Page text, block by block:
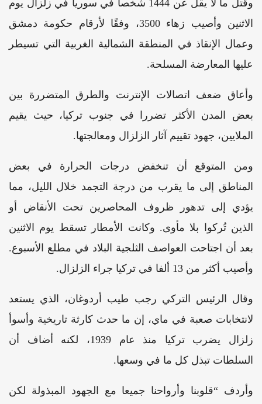
وقُتل ما لا يقل عن 1444 شخصا في سوريا في زلزال يوم
الاثنين وأصيب زهاء 3500، وفقًا لأرقام حكومة دمشق
وعمال الإنقاذ في المنطقة الشمالية الغربية التي تسيطر
عليها المعارضة المسلحة.
وأعاق ضعف اتصالات الإنترنت والطرق المتضررة بين
بعض المدن الأكثر تضررا في جنوب تركيا، حيث يقيم
الملايين، جهود تقييم آثار الزلزال ومعالجتها.
ومن المتوقع أن تنخفض درجات الحرارة في بعض
المناطق إلى ما يقرب من درجة التجمد خلال الليل، مما
يؤدي إلى تدهور ظروف المحاصرين تحت الأنقاض أو
الذين تُركوا بلا مأوى. وكانت الأمطار تسقط يوم الاثنين
بعد أن اجتاحت العواصف الثلجية البلاد في مطلع الأسبوع.
وأصيب أكثر من 13 ألفا في تركيا جراء الزلزال.
وقال الرئيس التركي رجب طيب أردوغان، الذي يستعد
لانتخابات صعبة في ماي، إن ما حدث كارثة تاريخية وأسوأ
زلزال يضرب تركيا منذ عام 1939، لكنه أضاف أن
السلطات تبذل كل ما في وسعها.
وأردف “قلوبنا وأرواحنا جميعا مع الجهود المبذولة لكن